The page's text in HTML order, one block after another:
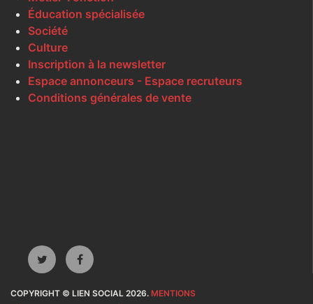
Éducation spécialisée
Société
Culture
Inscription à la newsletter
Espace annonceurs - Espace recruteurs
Conditions générales de vente
COPYRIGHT © LIEN SOCIAL 2026. MENTIONS